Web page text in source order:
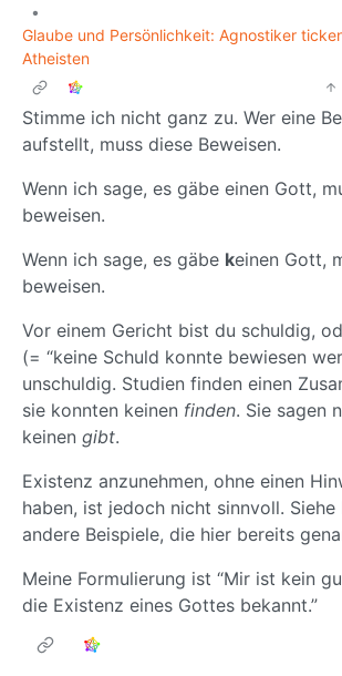
•
Glaube und Persönlichkeit: Agnostiker
Atheisten
Stimme ich nicht ganz zu. Wer eine
aufstellt, muss diese Beweisen.
Wenn ich sage, es gäbe einen Gott,
beweisen.
Wenn ich sage, es gäbe keinen Gott,
beweisen.
Vor einem Gericht bist du schuldig,
(= “keine Schuld konnte bewiesen
unschuldig. Studien finden einen
sie konnten keinen finden. Sie sagen
keinen gibt.
Existenz anzunehmen, ohne einen
haben, ist jedoch nicht sinnvoll. Siehe
andere Beispiele, die hier bereits
Meine Formulierung ist “Mir ist kein
die Existenz eines Gottes bekannt.”